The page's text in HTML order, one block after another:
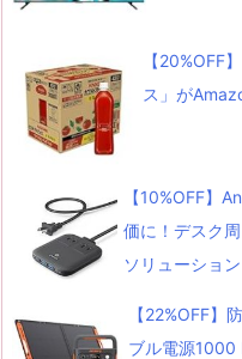
【20%OFF
ス」が
【10%OFF】
価に！デスク
ソリューション
【22%OFF
ブル電源1000